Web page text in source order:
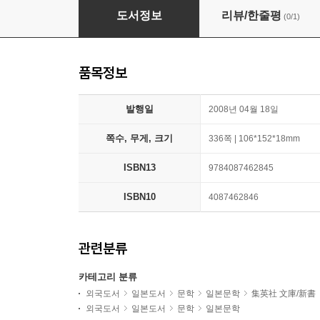
黑笑小說
도서정보 리뷰/한줄평 (0/1)
품목정보
발행일 2008년 04월 18일
쪽수, 무게, 크기 336쪽 | 106*152*18mm
ISBN13 9784087462845
ISBN10 4087462846
관련분류
카테고리 분류
외국도서 일본도서 문학 일본문학
集英社 文庫/新書
외국도서
일본도서 문학 일본문학